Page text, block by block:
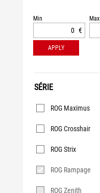
Min
€
Max
APPLY
SÉRIE
Série
ROG Rampage
ROG Zenith
ROG Maximus
ROG Crosshair
ROG Strix